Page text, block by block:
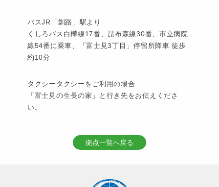
バスJR「釧路」駅より
くしろバス白樺線17番、昆布森線30番、市立病院
線54番に乗車、「富士見3丁目」停留所降車 徒歩
約10分
タクシータクシーをご利用の場合
「富士見の生長の家」と行き先をお伝えくださ
い。
拠点一覧へ戻る